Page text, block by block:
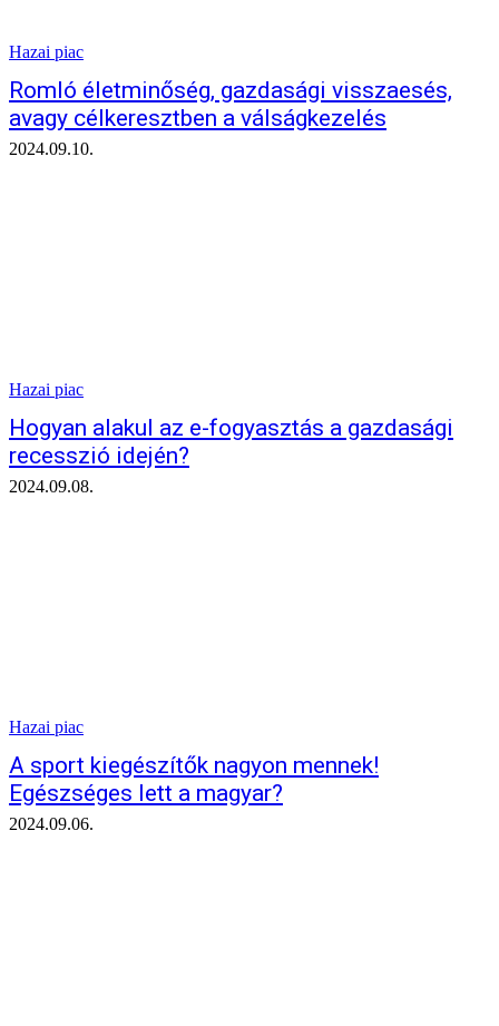
Hazai piac
Romló életminőség, gazdasági visszaesés,
avagy célkeresztben a válságkezelés
2024.09.10.
Hazai piac
Hogyan alakul az e-fogyasztás a gazdasági
recesszió idején?
2024.09.08.
Hazai piac
A sport kiegészítők nagyon mennek!
Egészséges lett a magyar?
2024.09.06.